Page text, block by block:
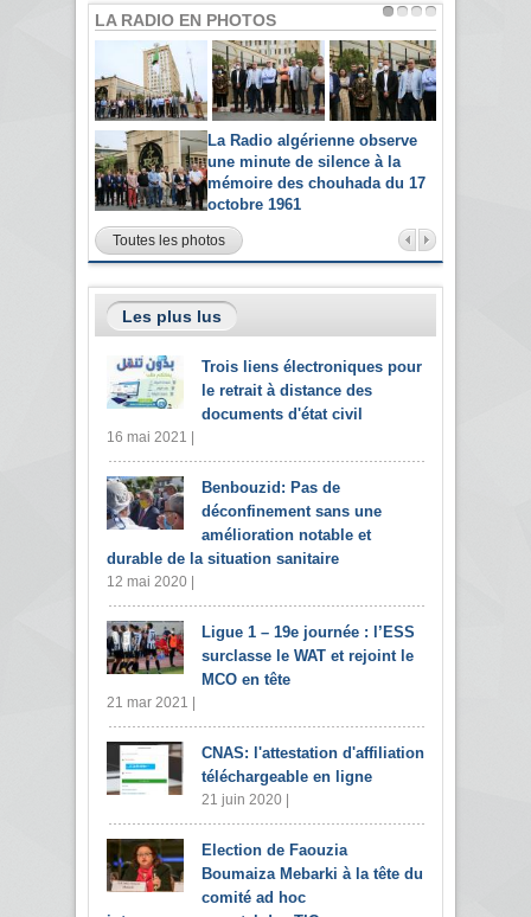
LA RADIO EN PHOTOS
La Radio algérienne observe
une minute de silence à la
mémoire des chouhada du 17
octobre 1961
Toutes les photos
Les plus lus
Trois liens électroniques pour
le retrait à distance des
documents d'état civil
16 mai 2021 |
Benbouzid: Pas de
déconfinement sans une
amélioration notable et
durable de la situation sanitaire
12 mai 2020 |
Ligue 1 – 19e journée : l’ESS
surclasse le WAT et rejoint le
MCO en tête
21 mar 2021 |
CNAS: l'attestation d'affiliation
téléchargeable en ligne
21 juin 2020 |
Election de Faouzia
Boumaiza Mebarki à la tête du
comité ad hoc